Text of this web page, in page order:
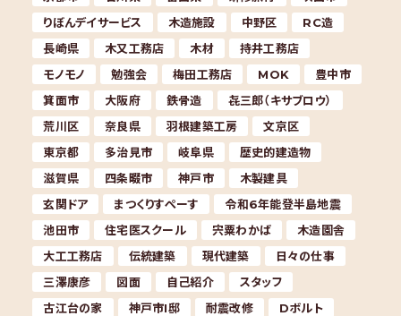
りぼんデイサービス
木造施設 中野区
RC造
長崎県
木又工務店 木材
持井工務店
モノモノ
勉強会 梅田工務店 MOK
豊中市
箕面市
大阪府 鉄骨造
㐂三郎（キサブロウ）
荒川区
奈良県 羽根建築工房
文京区
東京都
多治見市 岐阜県
歴史的建造物
滋賀県
四条畷市 神戸市
木製建具
玄関ドア
まつくりすぺーす
令和6年能登半島地震
池田市
住宅医スクール 宍粟わかば
木造園舎
大工工務店
伝統建築 現代建築
日々の仕事
三澤康彦
図面 自己紹介
スタッフ
古江台の家
神戸市I邸 耐震改修
Dボルト